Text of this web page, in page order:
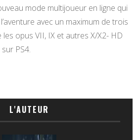
mode multijoueur en ligne qui
avec un maximum de trois
les opus VII, IX et autres X/X2- HD
PS4.
L'AUTEUR